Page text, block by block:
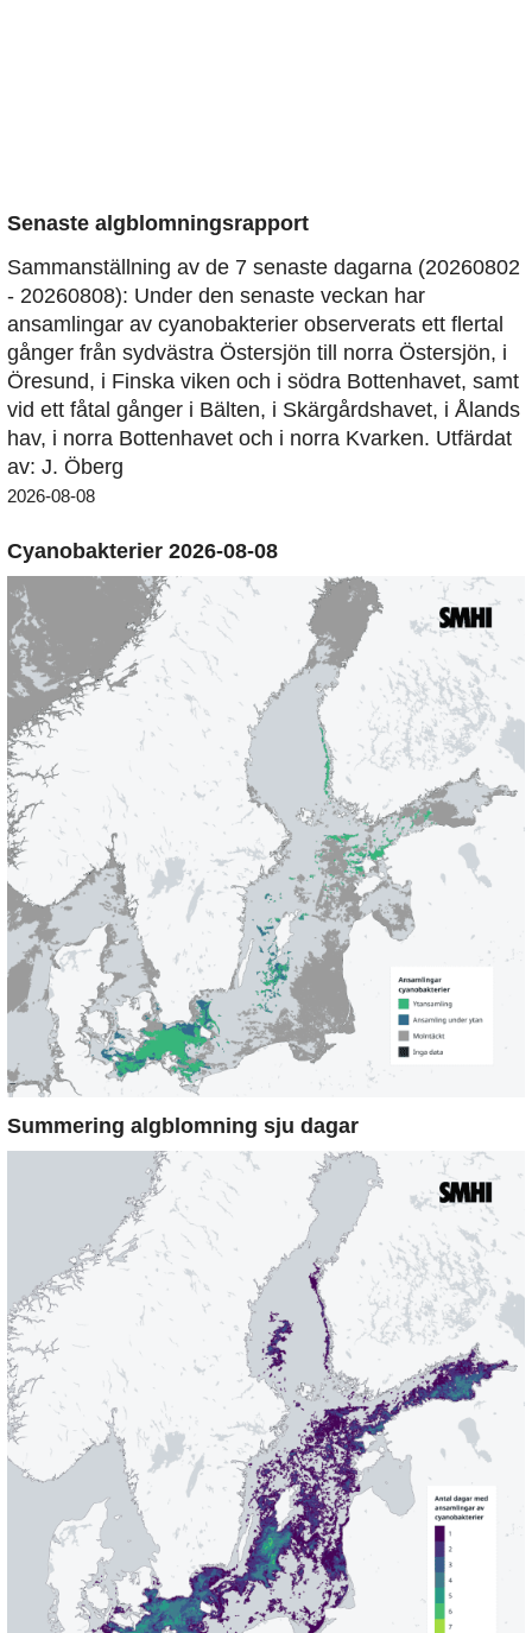
Senaste algblomningsrapport
Sammanställning av de 7 senaste dagarna (20260802
- 20260808): Under den senaste veckan har
ansamlingar av cyanobakterier observerats ett flertal
gånger från sydvästra Östersjön till norra Östersjön, i
Öresund, i Finska viken och i södra Bottenhavet, samt
vid ett fåtal gånger i Bälten, i Skärgårdshavet, i Ålands
hav, i norra Bottenhavet och i norra Kvarken. Utfärdat
av: J. Öberg
2026-08-08
Cyanobakterier 2026-08-08
Summering algblomning sju dagar